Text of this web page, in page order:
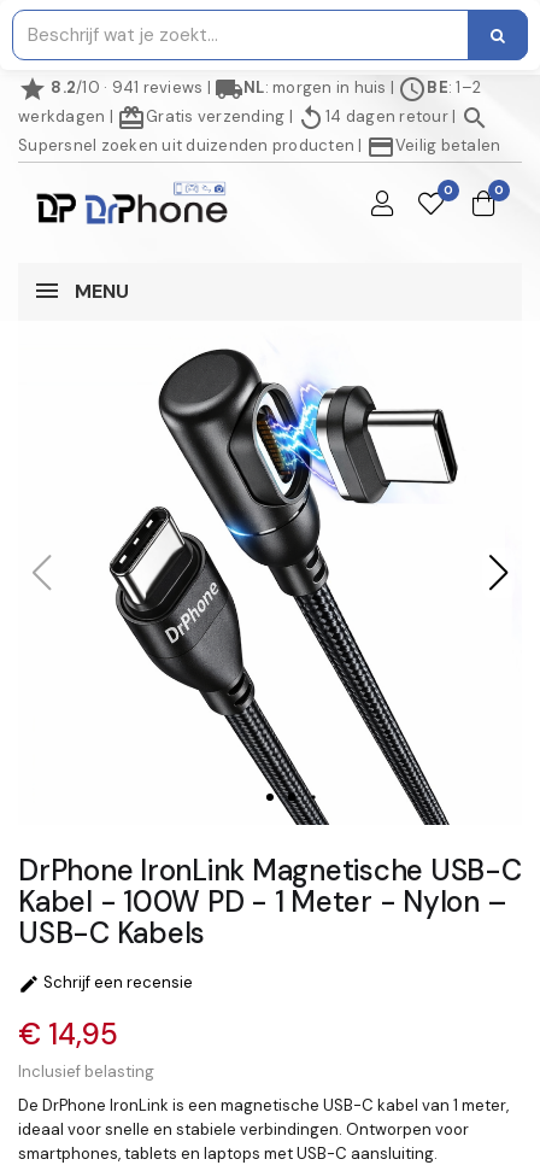
star 8.2/10 · 941 reviews | local_shippingNL: morgen in huis | scheduleBE: 1–2
werkdagen | redeemGratis verzending | replay 14 dagen retour| search
Supersnel zoeken uit duizenden producten | credit_cardVeilig betalen
0 0
MENU
DrPhone IronLink Magnetische USB-C
Kabel - 100W PD - 1 Meter - Nylon –
USB-C Kabels
 Schrijf een recensie
€ 14,95
Inclusief belasting
De DrPhone IronLink is een magnetische USB-C kabel van 1 meter,
ideaal voor snelle en stabiele verbindingen. Ontworpen voor
smartphones, tablets en laptops met USB-C aansluiting.